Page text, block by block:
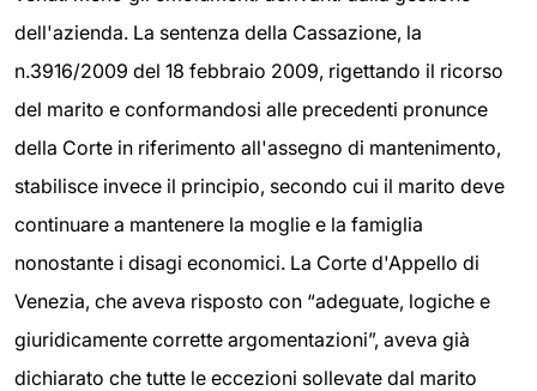
dell'azienda. La sentenza della Cassazione, la
n.3916/2009 del 18 febbraio 2009, rigettando il ricorso
del marito e conformandosi alle precedenti pronunce
della Corte in riferimento all'assegno di mantenimento,
stabilisce invece il principio, secondo cui il marito deve
continuare a mantenere la moglie e la famiglia
nonostante i disagi economici. La Corte d'Appello di
Venezia, che aveva risposto con “adeguate, logiche e
giuridicamente corrette argomentazioni”, aveva già
dichiarato che tutte le eccezioni sollevate dal marito